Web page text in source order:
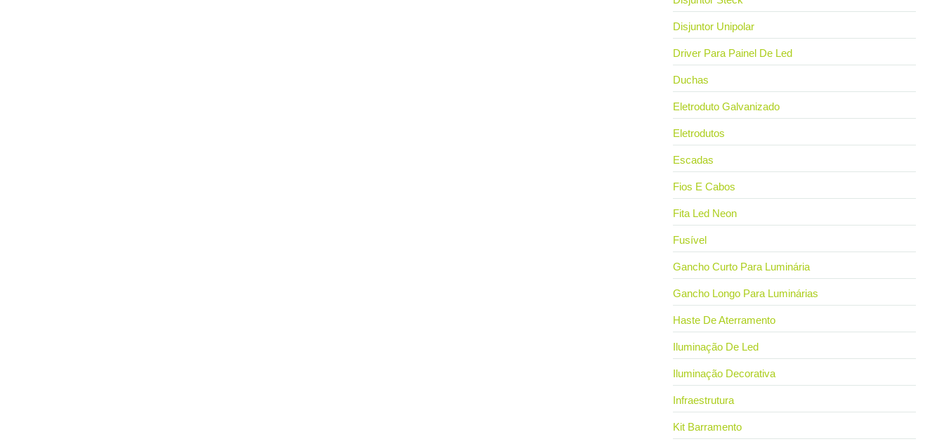
Disjuntor Unipolar
Driver Para Painel De Led
Duchas
Eletroduto Galvanizado
Eletrodutos
Escadas
Fios E Cabos
Fita Led Neon
Fusível
Gancho Curto Para Luminária
Gancho Longo Para Luminárias
Haste De Aterramento
Iluminação De Led
Iluminação Decorativa
Infraestrutura
Kit Barramento